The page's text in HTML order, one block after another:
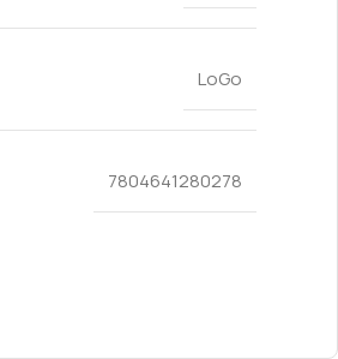
LoGo
7804641280278